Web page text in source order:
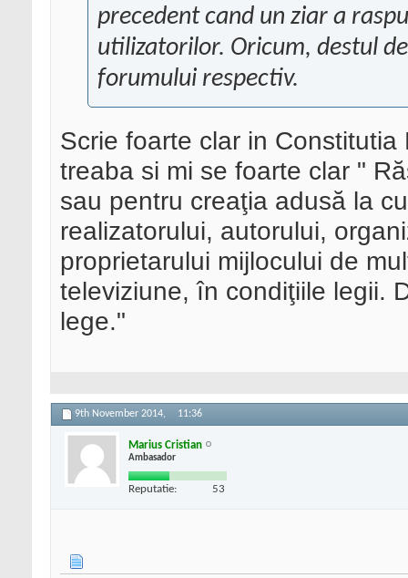
precedent cand un ziar a
utilizatorilor. Oricum, destul
forumului respectiv.
Scrie foarte clar in
treaba si mi se foarte clar "
sau pentru creaţia adusă la
realizatorului, autorului,
proprietarului mijlocului de
televiziune, în condiţiile legii.
lege."
9th November 2014, 11:36
Marius Cristian
Ambasador
Reputatie: 53